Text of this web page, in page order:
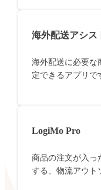
海外配送アシス
海外配送に必要な
定できるアプリで
LogiMo Pro
商品の注文が入っ
する、物流アウト